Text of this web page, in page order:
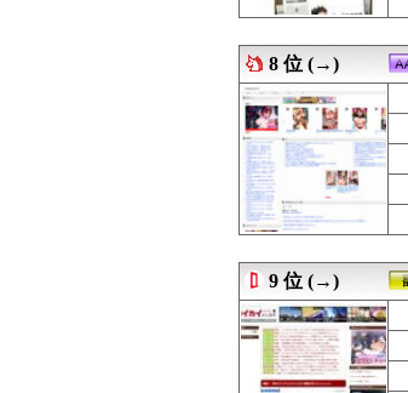
08/07 04:00
08/07 03:57
08/07 03:55
08/07 03:51
08/07 03:50
08/07 03:48
08/07 03:44
08/07 03:43
08/07 03:41
08/07 03:39
08/07 03:32
08/07 03:32
08/07 03:32
08/07 03:31
08/07 03:31
08/07 03:31
8 位 (→)
9 位 (→)